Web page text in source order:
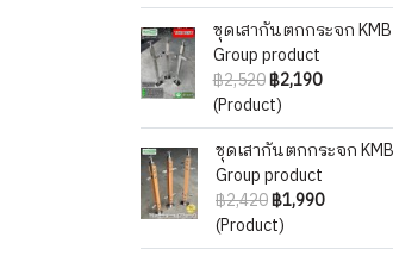
ชุดเสากันตกกระจก KMB
Group product
฿2,520฿2,190
(Product)
ชุดเสากันตกกระจก
Group product
฿2,420฿1,990
(Product)